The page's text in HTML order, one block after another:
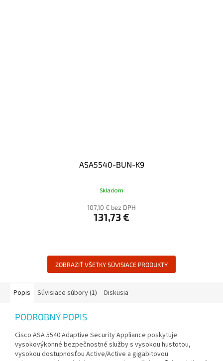
ASA5540-BUN-K9
Skladom
107,10 € bez DPH
131,73 €
ZOBRAZIŤ VŠETKY SÚVISIACE PRODUKTY
Popis Súvisiace súbory (1) Diskusia
PODROBNÝ POPIS
Cisco ASA 5540 Adaptive Security Appliance poskytuje
vysokovýkonné bezpečnostné služby s vysokou hustotou,
vysokou dostupnosťou Active/Active a gigabitovou